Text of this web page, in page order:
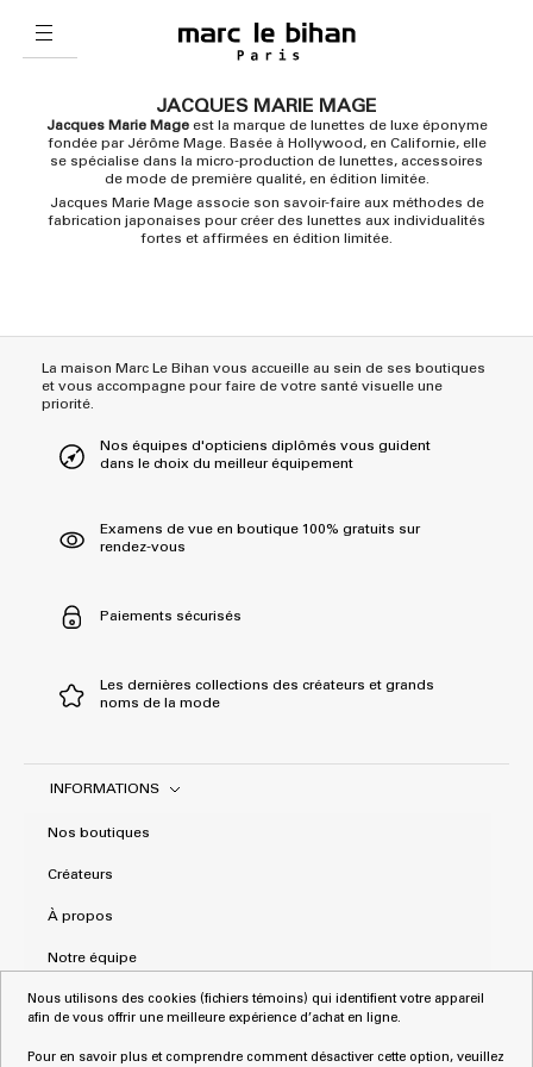
JACQUES MARIE MAGE
Jacques Marie Mageest la marque de lunettes de luxe éponyme
fondée par Jérôme Mage. Basée à Hollywood, en Californie, elle
se spécialise dans la micro-production de lunettes, accessoires
de mode de première qualité, en édition limitée.
Jacques Marie Mage associe son savoir-faire aux méthodes de
fabrication japonaises pour créer des lunettes aux individualités
fortes et affirmées en édition limitée.
La maison Marc Le Bihan vous accueille au sein de ses boutiques
et vous accompagne pour faire de votre santé visuelle une
priorité.
Nos équipes d'opticiens diplômés vous guident
dans le choix du meilleur équipement
Examens de vue en boutique 100% gratuits sur
rendez-vous
Paiements sécurisés
Les dernières collections des créateurs et grands
noms de la mode
INFORMATIONS
Nos boutiques
Créateurs
À propos
Notre équipe
Mentions Légales
Nous utilisons des cookies (fichiers témoins) qui identifient votre appareil
afin de vous offrir une meilleure expérience d’achat en ligne.
Pour en savoir plus et comprendre comment désactiver cette option, veuillez